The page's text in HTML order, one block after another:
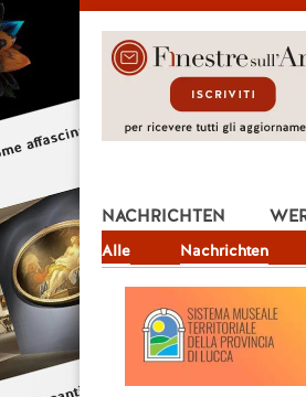
NACHRICHTEN
Alle Nachrichten
JOB